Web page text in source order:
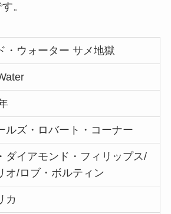
。
・ウォーター サメ地獄
ルズ・ロバート・コーナー
ダイアモンド・フィリップス/
オ/ロブ・ボルティン
カ